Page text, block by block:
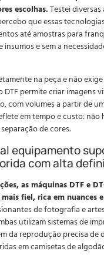
escolhas. Testei
que essas
até amostras para
insumos e sem a
na peça e não
DTF permite criar imagens
com volumes a partir de
em tempo e custo: não
de cores.
equipamento
com alta
as máquinas DTF e
fiel, rica em nuances
de fotografia e
utilizam sistemas de
da reprodução precisa de
em camisetas de